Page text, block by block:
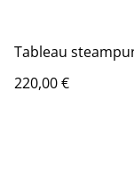
Tableau
220,00 €